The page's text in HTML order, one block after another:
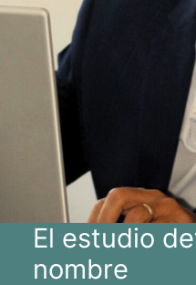
El estudio
nombre